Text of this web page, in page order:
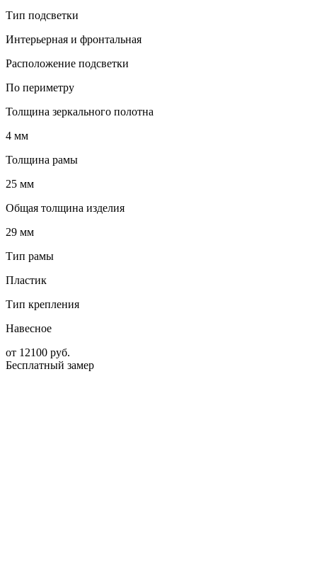
Тип подсветки
Интерьерная и фронтальная
Расположение подсветки
По периметру
Толщина зеркального полотна
4 мм
Толщина рамы
25 мм
Общая толщина изделия
29 мм
Тип рамы
Пластик
Тип крепления
Навесное
от 12100 руб.
Бесплатный замер